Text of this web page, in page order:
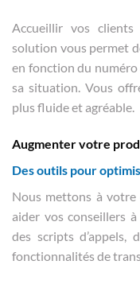
Accueillir vos
solution vous permet
en fonction du numéro
sa situation. Vous
plus fluide et agréable.
Augmenter votre
Des outils pour
Nous mettons à votre
aider vos conseillers
des scripts d’appels,
fonctionnalités de